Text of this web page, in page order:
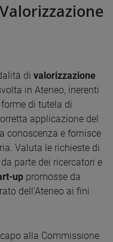
di valorizzazione
in Ateneo, inerenti
di tutela di
applicazione del
conoscenza e fornisce
Valuta le richieste di
da parte dei ricercatori e
up promosse da
dell'Ateneo ai fini
alla Commissione